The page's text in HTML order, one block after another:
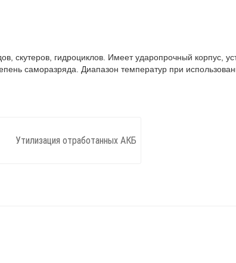
гидроциклов. Имеет ударопрочный корпус,
саморазряда. Диапазон температур при
Утилизация отработанных АКБ